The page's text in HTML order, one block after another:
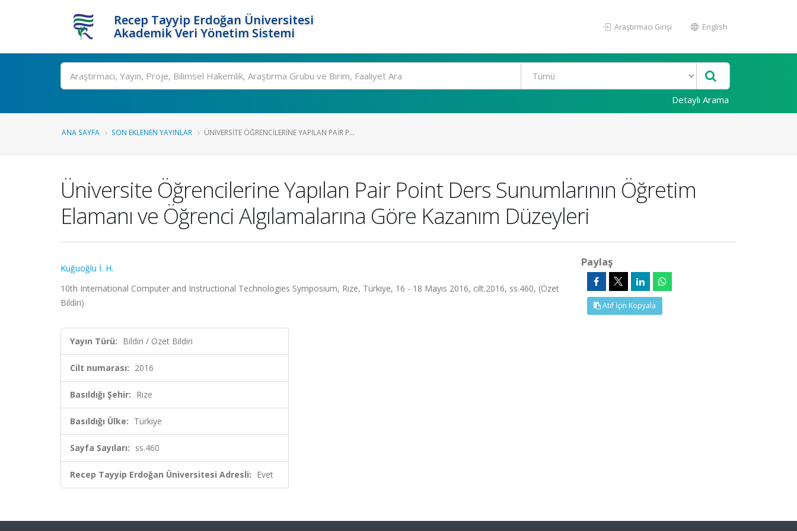
Recep Tayyip Erdoğan Üniversitesi
Akademik Veri Yönetim Sistemi
Araştırmacı Girişi English
Ara
Detaylı Arama
ANA SAYFA SON EKLENEN YAYINLAR ÜNIVERSITE ÖĞRENCILERINE YAPILAN PAIR P...
Üniversite Öğrencilerine Yapılan Pair Point Ders Sunumlarının Öğretim
Elamanı ve Öğrenci Algılamalarına Göre Kazanım Düzeyleri
Kuğuoğlu İ. H.
10th International Computer and Instructional Technologies Symposium, Rize, Türkiye, 16 - 18 Mayıs 2016, cilt.2016, ss.460, (Özet
Bildiri)
Yayın Türü: Bildiri / Özet Bildiri
Cilt numarası: 2016
Basıldığı Şehir: Rize
Basıldığı Ülke: Türkiye
Sayfa Sayıları: ss.460
Recep Tayyip Erdoğan Üniversitesi Adresli: Evet
Paylaş
Atıf İçin Kopyala